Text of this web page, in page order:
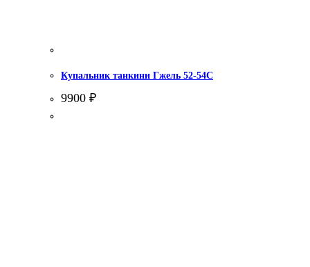
Купальник танкини Гжель 52-54С
9900 ₽